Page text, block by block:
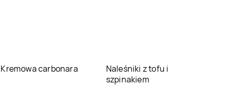
Kremowa carbonara
Naleśniki z tofu i
szpinakiem